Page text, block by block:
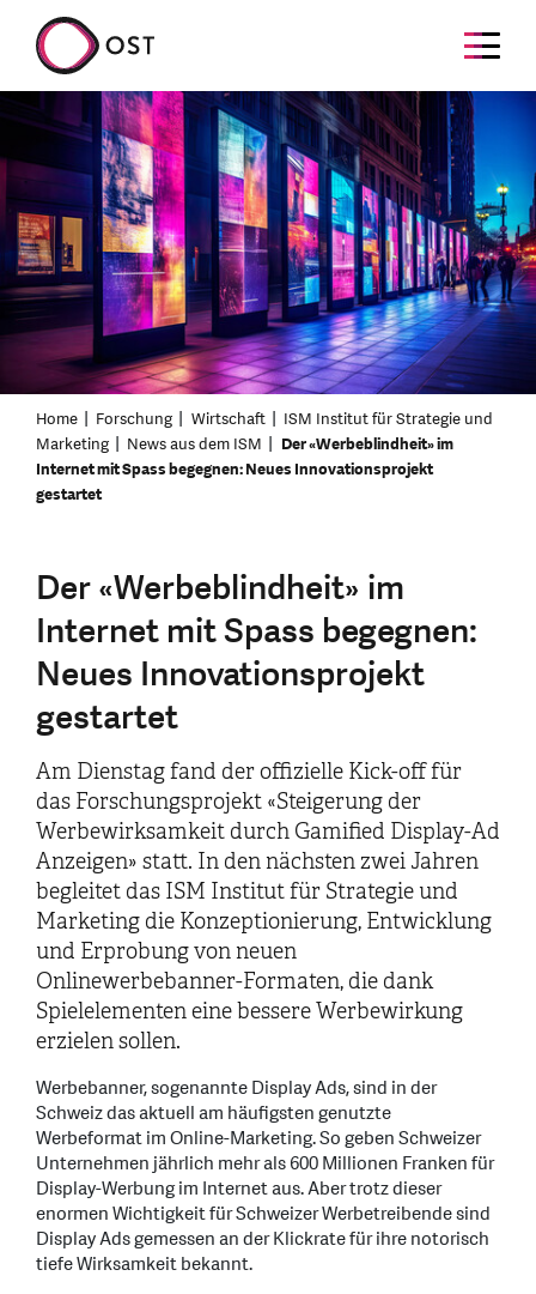
Home Forschung Wirtschaft
ISM Institut für Strategie und
Marketing
News aus dem ISM
Der «Werbeblindheit» im
Internet mit Spass begegnen: Neues Innovationsprojekt
gestartet
Der «Werbeblindheit» im
Internet mit Spass begegnen:
Neues Innovationsprojekt
gestartet
Am Dienstag fand der offizielle Kick-off für
das Forschungsprojekt «Steigerung der
Werbewirksamkeit durch Gamified Display-Ad
Anzeigen» statt. In den nächsten zwei Jahren
begleitet das ISM Institut für Strategie und
Marketing die Konzeptionierung, Entwicklung
und Erprobung von neuen
Onlinewerbebanner-Formaten, die dank
Spielelementen eine bessere Werbewirkung
erzielen sollen.
Werbebanner, sogenannte Display Ads, sind in der
Schweiz das aktuell am häufigsten genutzte
Werbeformat im Online-Marketing. So geben Schweizer
Unternehmen jährlich mehr als 600 Millionen Franken für
Display-Werbung im Internet aus. Aber trotz dieser
enormen Wichtigkeit für Schweizer Werbetreibende sind
Display Ads gemessen an der Klickrate für ihre notorisch
tiefe Wirksamkeit bekannt.